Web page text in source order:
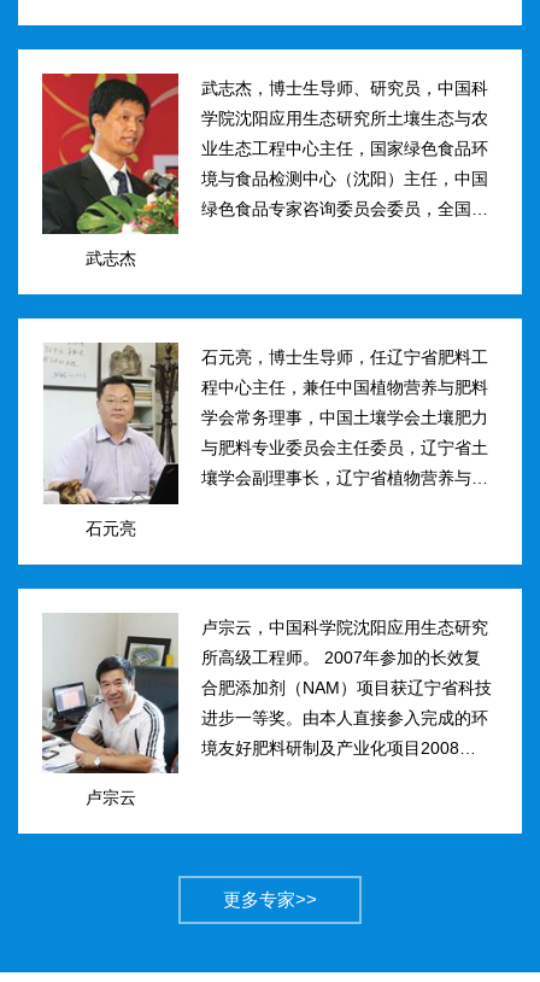
影...
武志杰
武志杰，博士生导师、研究员，中国科
学院沈阳应用生态研究所土壤生态与农
业生态工程中心主任，国家绿色食品环
境与食品检测中心（沈阳）主任，中国
绿色食品专家咨询委员会委员，全国肥
学调控、新型缓控释肥料研制；土壤...
石元亮
石元亮，博士生导师，任辽宁省肥料工
程中心主任，兼任中国植物营养与肥料
学会常务理事，中国土壤学会土壤肥力
与肥料专业委员会主任委员，辽宁省土
壤学会副理事长，辽宁省植物营养与肥
家“十二五&rdqu...
卢宗云
卢宗云，中国科学院沈阳应用生态研究
所高级工程师。 2007年参加的长效复
合肥添加剂（NAM）项目获辽宁省科技
进步一等奖。由本人直接参入完成的环
境友好肥料研制及产业化项目2008年获
市有突出贡献中青年专...
更多专家>>